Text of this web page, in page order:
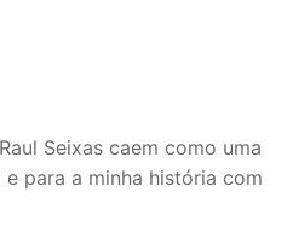
Seixas caem como uma
para a minha história com